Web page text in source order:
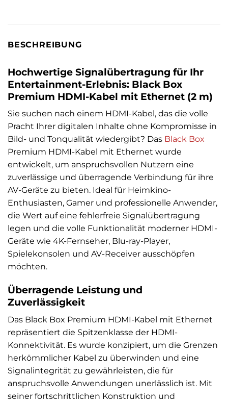
BESCHREIBUNG
Hochwertige Signalübertragung für Ihr
Entertainment-Erlebnis: Black Box
Premium HDMI-Kabel mit Ethernet (2 m)
Sie suchen nach einem HDMI-Kabel, das die volle
Pracht Ihrer digitalen Inhalte ohne Kompromisse in
Bild- und Tonqualität wiedergibt? Das Black Box
Premium HDMI-Kabel mit Ethernet wurde
entwickelt, um anspruchsvollen Nutzern eine
zuverlässige und überragende Verbindung für ihre
AV-Geräte zu bieten. Ideal für Heimkino-
Enthusiasten, Gamer und professionelle Anwender,
die Wert auf eine fehlerfreie Signalübertragung
legen und die volle Funktionalität moderner HDMI-
Geräte wie 4K-Fernseher, Blu-ray-Player,
Spielekonsolen und AV-Receiver ausschöpfen
möchten.
Überragende Leistung und
Zuverlässigkeit
Das Black Box Premium HDMI-Kabel mit Ethernet
repräsentiert die Spitzenklasse der HDMI-
Konnektivität. Es wurde konzipiert, um die Grenzen
herkömmlicher Kabel zu überwinden und eine
Signalintegrität zu gewährleisten, die für
anspruchsvolle Anwendungen unerlässlich ist. Mit
seiner fortschrittlichen Konstruktion und